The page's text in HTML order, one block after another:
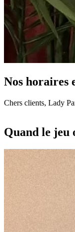
Nos horaires
Chers clients, Lady
Quand le jeu